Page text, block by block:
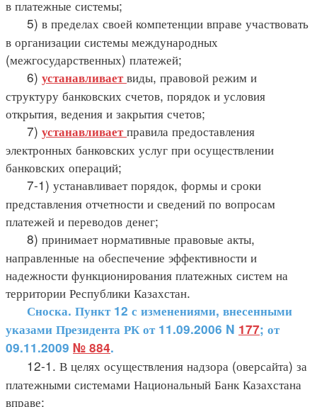
в платежные системы;
5) в пределах своей компетенции вправе участвовать
в организации системы международных
(межгосударственных) платежей;
6) устанавливаетвиды, правовой режим и
структуру банковских счетов, порядок и условия
открытия, ведения и закрытия счетов;
7) устанавливаетправила предоставления
электронных банковских услуг при осуществлении
банковских операций;
7-1) устанавливает порядок, формы и сроки
представления отчетности и сведений по вопросам
платежей и переводов денег;
8) принимает нормативные правовые акты,
направленные на обеспечение эффективности и
надежности функционирования платежных систем на
территории Республики Казахстан.
Сноска. Пункт 12 с изменениями, внесенными
указами Президента РК от 11.09.2006 N 177; от
09.11.2009 № 884.
12-1. В целях осуществления надзора (оверсайта) за
платежными системами Национальный Банк Казахстана
вправе: